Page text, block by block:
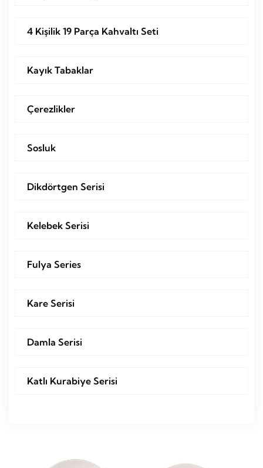
4 Kişilik 19 Parça Kahvaltı Seti
Kayık Tabaklar
Çerezlikler
Sosluk
Dikdörtgen Serisi
Kelebek Serisi
Fulya Series
Kare Serisi
Damla Serisi
Katlı Kurabiye Serisi